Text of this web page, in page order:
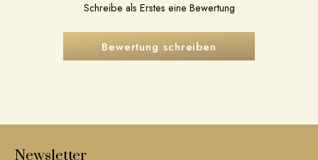
Schreibe als Erstes eine Bewertung
Bewertung schreiben
Newsletter